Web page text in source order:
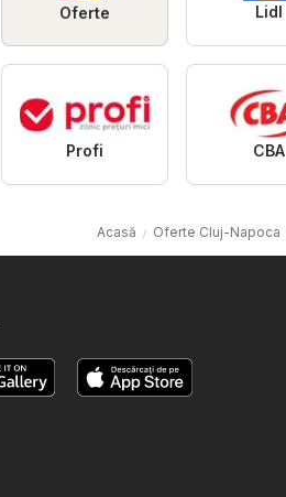
Oferte Lidl
Profi CBA
Acasă Oferte Cluj-Napoca